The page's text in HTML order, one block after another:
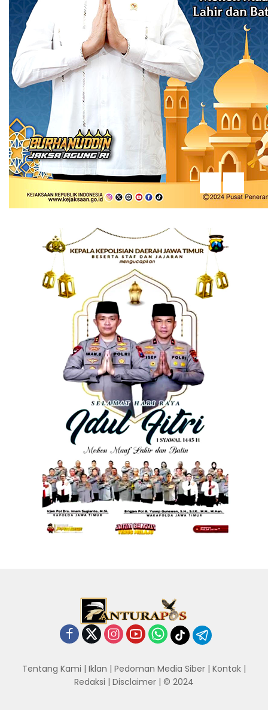
Tentang Kami | Iklan | Pedoman Media Siber | Kontak |
Redaksi | Disclaimer | © 2024